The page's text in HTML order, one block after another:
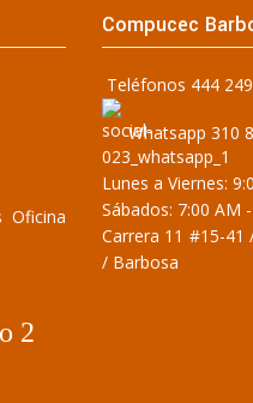
Oficina
2
Compucec
Teléfonos 444
Whatsapp 310
Lunes a Viernes:
Sábados: 7:00 AM
Carrera 11 #15-41
/ Barbosa